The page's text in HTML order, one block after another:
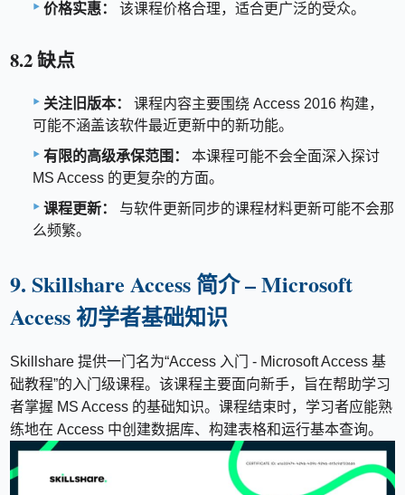
价格实惠：
该课程价格合理，适合更广泛的受众。
8.2 缺点
关注旧版本：
课程内容主要围绕 Access 2016 构建，
可能不涵盖该软件最近更新中的新功能。
有限的高级承保范围：
本课程可能不会全面深入探讨
MS Access 的更复杂的方面。
课程更新：
与软件更新同步的课程材料更新可能不会那
么频繁。
9. Skillshare Access 简介 – Microsoft
Access 初学者基础知识
Skillshare 提供一门名为“Access 入门 - Microsoft Access 基
础教程”的入门级课程。该课程主要面向新手，旨在帮助学习
者掌握 MS Access 的基础知识。课程结束时，学习者应能熟
练地在 Access 中创建数据库、构建表格和运行基本查询。